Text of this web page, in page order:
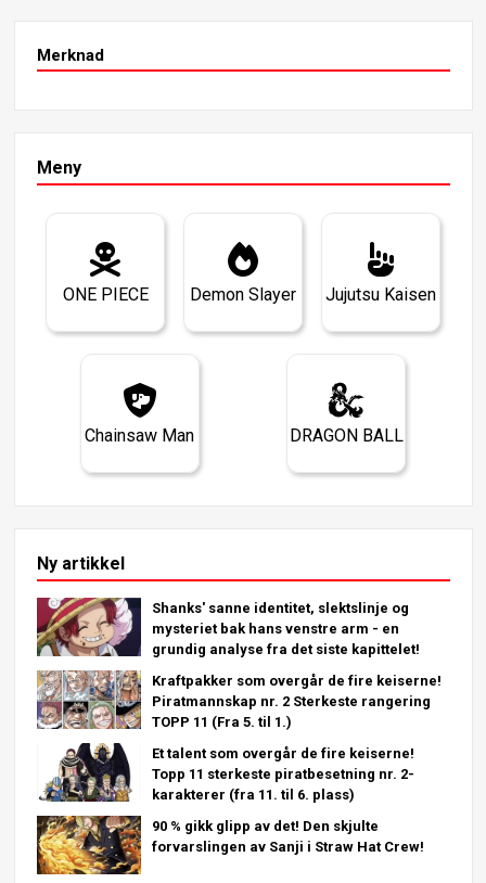
Merknad
Meny
ONE PIECE Demon Slayer Jujutsu Kaisen
Chainsaw Man DRAGON BALL
Ny artikkel
Shanks' sanne identitet, slektslinje og
mysteriet bak hans venstre arm - en
grundig analyse fra det siste kapittelet!
Kraftpakker som overgår de fire keiserne!
Piratmannskap nr. 2 Sterkeste rangering
TOPP 11 (Fra 5. til 1.)
Et talent som overgår de fire keiserne!
Topp 11 sterkeste piratbesetning nr. 2-
karakterer (fra 11. til 6. plass)
90 % gikk glipp av det! Den skjulte
forvarslingen av Sanji i Straw Hat Crew!